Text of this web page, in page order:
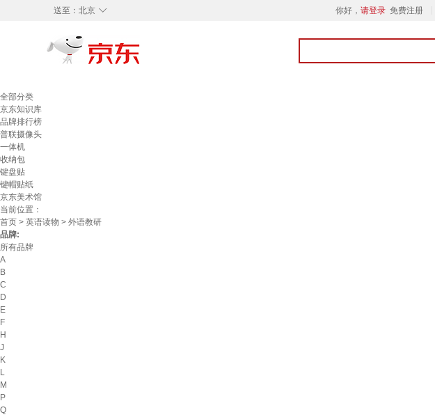
◇
送至： 北京 你好， 请登录 免费注册
全部分类
京东知识库
品牌排行榜
普联摄像头
一体机
收纳包
键盘贴
键帽贴纸
京东美术馆
当前位置：
首页 > 英语读物 > 外语教研
品牌:
所有品牌
A
B
C
D
E
F
H
J
K
L
M
P
Q